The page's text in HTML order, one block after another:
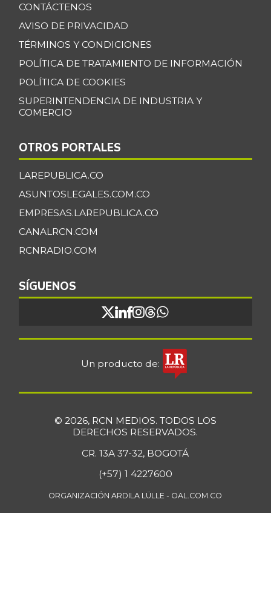
CONTÁCTENOS
AVISO DE PRIVACIDAD
TÉRMINOS Y CONDICIONES
POLÍTICA DE TRATAMIENTO DE INFORMACIÓN
POLÍTICA DE COOKIES
SUPERINTENDENCIA DE INDUSTRIA Y
COMERCIO
OTROS PORTALES
LAREPUBLICA.CO
ASUNTOSLEGALES.COM.CO
EMPRESAS.LAREPUBLICA.CO
CANALRCN.COM
RCNRADIO.COM
SÍGUENOS
Un producto de:
© 2026, RCN MEDIOS. TODOS LOS
DERECHOS RESERVADOS.
CR. 13A 37-32, BOGOTÁ
(+57) 1 4227600
ORGANIZACIÓN ARDILA LÜLLE - OAL.COM.CO